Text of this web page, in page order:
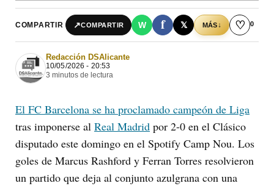
COMPARTIR ↗COMPARTIR W f 𝕏 MÁS↓ ♡ 0
Redacción DSAlicante
10/05/2026 - 20:53
3 minutos de lectura
El FC Barcelona se ha proclamado campeón de Liga
tras imponerse al Real Madrid por 2-0 en el Clásico
disputado este domingo en el Spotify Camp Nou. Los
goles de Marcus Rashford y Ferran Torres resolvieron
un partido que deja al conjunto azulgrana con una